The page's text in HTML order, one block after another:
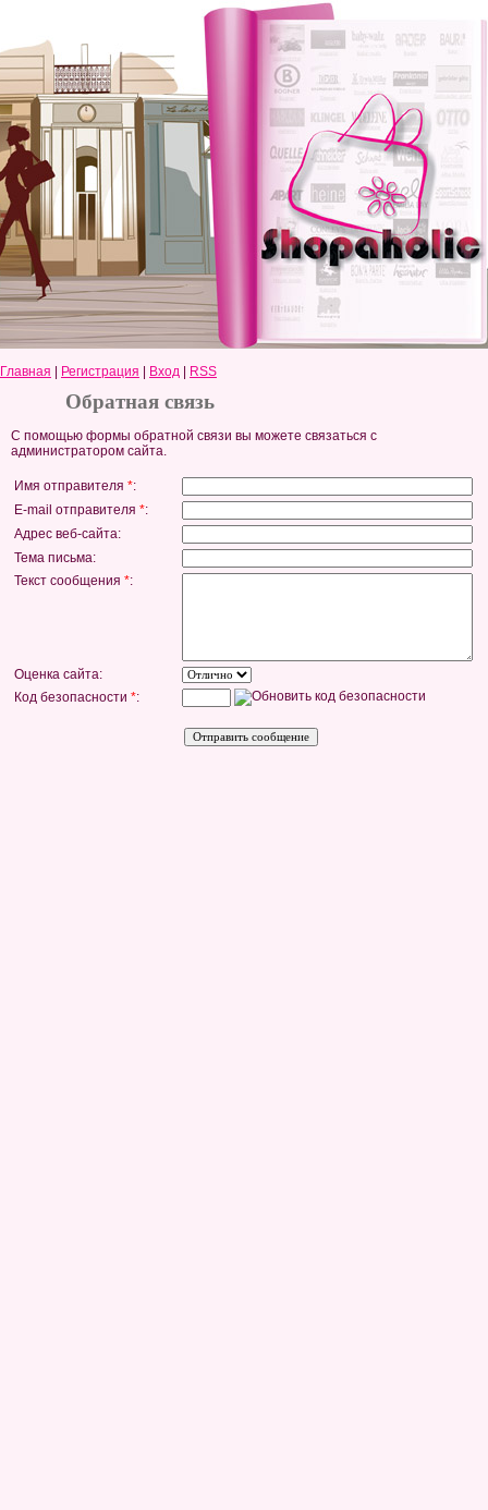
Главная Регистрация Вход RSS
Обратная связь
С помощью формы обратной связи вы можете связаться с
администратором сайта.
Имя отправителя *:
E-mail отправителя *:
Адрес веб-сайта:
Тема письма:
Текст сообщения *:
Оценка сайта:
Код безопасности *: